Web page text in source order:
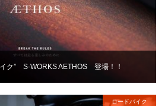
ク” S-WORKS AETHOS 登場！！
ロードバイク